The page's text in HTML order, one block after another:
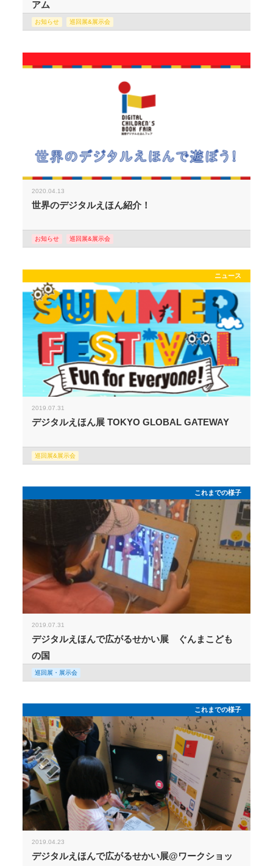
アム
お知らせ 巡回展&展示会
2020.04.13
世界のデジタルえほん紹介！
お知らせ 巡回展&展示会
ニュース
2019.07.31
デジタルえほん展 TOKYO GLOBAL GATEWAY
巡回展&展示会
これまでの様子
2019.07.31
デジタルえほんで広がるせかい展 ぐんまこども
の国
巡回展・展示会
これまでの様子
2019.04.23
デジタルえほんで広がるせかい展@ワークショッ